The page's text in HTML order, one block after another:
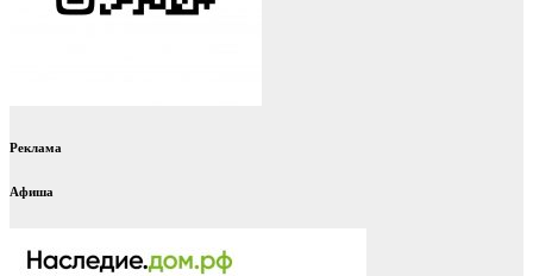
Реклама
Афиша